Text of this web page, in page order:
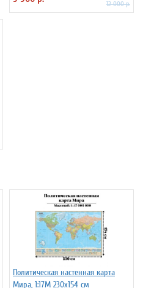
12 000 р.
Политическая настенная карта
Мира, 1:17М 230х154 см